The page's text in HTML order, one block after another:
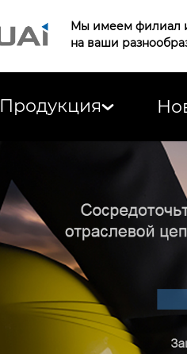
Мы имеем филиал и
на ваши
Продукция